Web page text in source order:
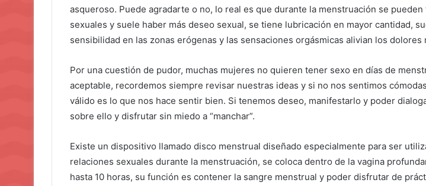
asqueroso. Puede agradarte o no, lo real es que durante la menstruación se
sexuales y suele haber más deseo sexual, se tiene lubricación en mayor cantidad,
sensibilidad en las zonas erógenas y las sensaciones orgásmicas alivian los dolores
Por una cuestión de pudor, muchas mujeres no quieren tener sexo en días de
aceptable, recordemos siempre revisar nuestras ideas y si no nos sentimos
válido es lo que nos hace sentir bien. Si tenemos deseo, manifestarlo y poder
sobre ello y disfrutar sin miedo a “manchar”.
Existe un dispositivo llamado disco menstrual diseñado especialmente para ser
relaciones sexuales durante la menstruación, se coloca dentro de la vagina
hasta 10 horas, su función es contener la sangre menstrual y poder disfrutar de